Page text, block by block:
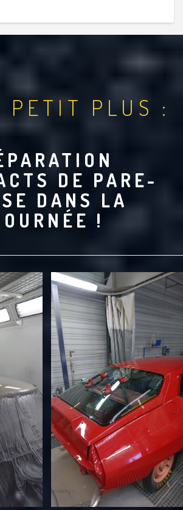
PETIT PLUS :
DE PARE-
DANS LA
!